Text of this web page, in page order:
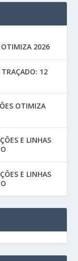
OTIMIZA 2026
TRAÇADO: 12
OTIMIZA
E LINHAS
E LINHAS